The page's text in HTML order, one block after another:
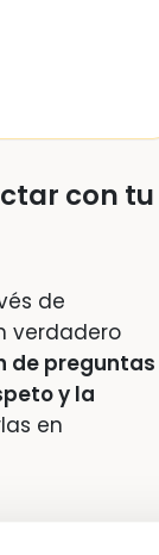
con tu
de
verdadero
de preguntas
y la
en